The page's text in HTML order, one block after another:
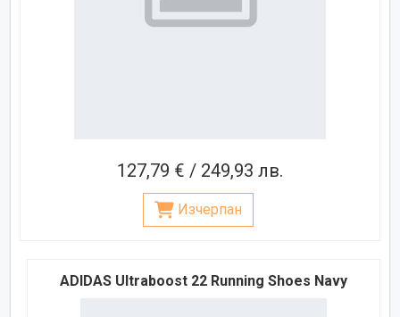
127,79 € / 249,93 лв.
Изчерпан
ADIDAS Ultraboost 22 Running Shoes Navy